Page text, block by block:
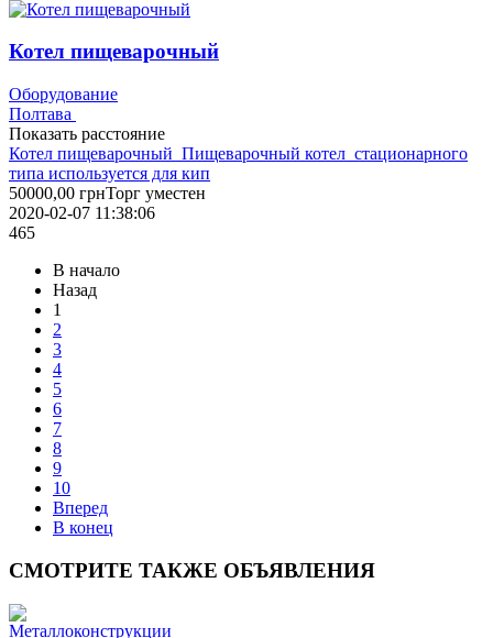
Котел пищеварочный
Оборудование
Полтава
Показать расстояние
Котел пищеварочный Пищеварочный котел стационарного
типа используется для кип
50000,00 грнТорг уместен
2020-02-07 11:38:06
465
В начало
Назад
1
2
3
4
5
6
7
8
9
10
Вперед
В конец
СМОТРИТЕ ТАКЖЕ ОБЪЯВЛЕНИЯ